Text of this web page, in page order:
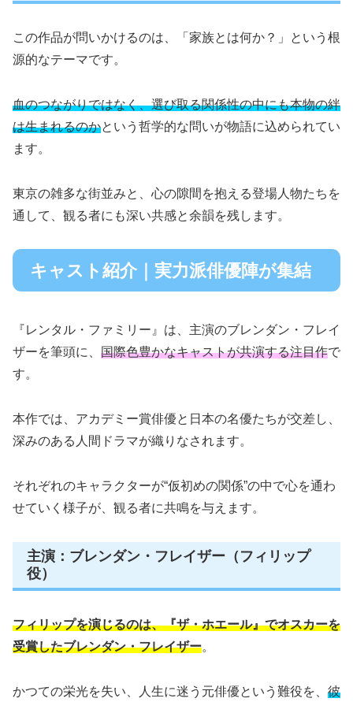
この作品が問いかけるのは、「家族とは何か？」という根
源的なテーマです。
血のつながりではなく、選び取る関係性の中にも本物の絆
は生まれるのかという哲学的な問いが物語に込められてい
ます。
東京の雑多な街並みと、心の隙間を抱える登場人物たちを
通して、観る者にも深い共感と余韻を残します。
キャスト紹介｜実力派俳優陣が集結
『レンタル・ファミリー』は、主演のブレンダン・フレイ
ザーを筆頭に、 国際色豊かなキャストが共演する注目作で
す。
本作では、アカデミー賞俳優と日本の名優たちが交差し、
深みのある人間ドラマが織りなされます。
それぞれのキャラクターが“仮初めの関係”の中で心を通わ
せていく様子が、観る者に共鳴を与えます。
主演：ブレンダン・フレイザー（フィリップ
役）
フィリップを演じるのは、『ザ・ホエール』でオスカーを
受賞したブレンダン・フレイザー。
かつての栄光を失い、人生に迷う元俳優という難役を、 彼